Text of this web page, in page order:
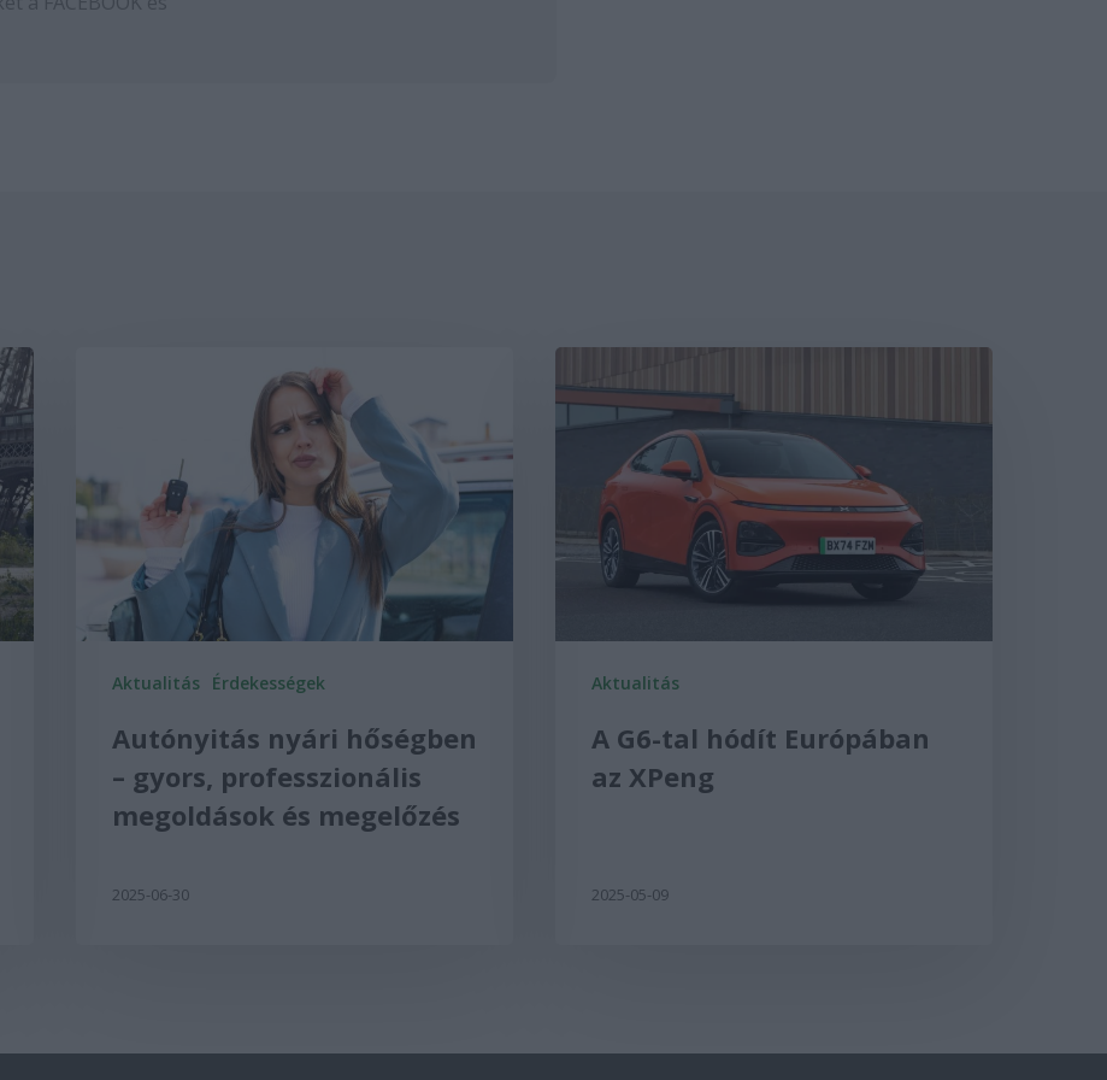
Aktualitás Érdekességek
Autónyitás nyári hőségben
– gyors, professzionális
megoldások és megelőzés
2025-06-30
Aktualitás
A G6-tal hódít Európában
az XPeng
2025-05-09